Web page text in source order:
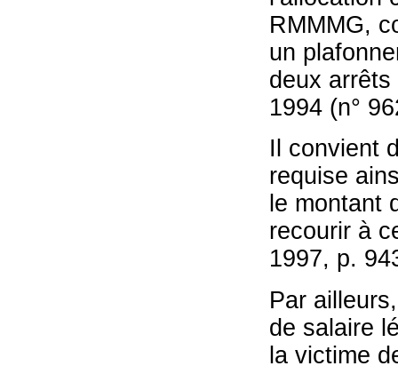
RMMMG,
un
deux arrêts
1994 (n°
Il convient
requise
le montant
recourir à
1997, p.
Par
de salaire
la victime